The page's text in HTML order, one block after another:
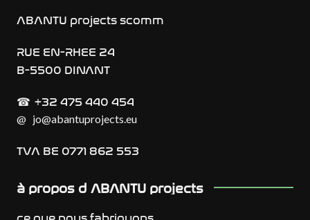
ABANTU projects scomm
RUE EN-RHEE 24
B-5500 DINANT
☎︎ +32 475 440 454
@ jo@abantuprojects.eu
TVA BE 0771 862 553
à propos d ABANTU projects